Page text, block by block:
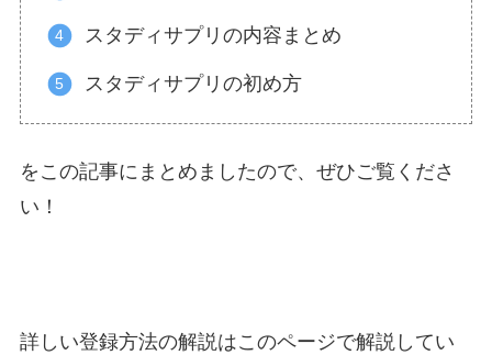
スタディサプリの内容まとめ
スタディサプリの初め方
をこの記事にまとめましたので、ぜひご覧くださ
い！
詳しい登録方法の解説はこのページで解説してい